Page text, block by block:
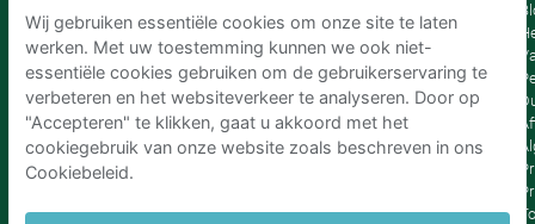
Spaans
Frankrijk
Italiaans
Nederlands
Wij gebruiken essentiële cookies om onze site te laten
werken. Met uw toestemming kunnen we ook niet-
essentiële cookies gebruiken om de gebruikerservaring te
verbeteren en het websiteverkeer te analyseren. Door op
"Accepteren" te klikken, gaat u akkoord met het
cookiegebruik van onze website zoals beschreven in ons
Cookiebeleid.